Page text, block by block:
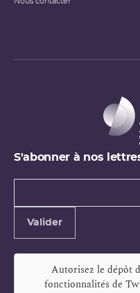
S'abonner à nos
Types de
Valider
Autorisez le dépôt
fonctionnalités de